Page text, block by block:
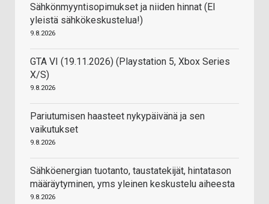
Sähkönmyyntisopimukset ja niiden hinnat (EI
yleistä sähkökeskustelua!)
9.8.2026
GTA VI (19.11.2026) (Playstation 5, Xbox Series
X/S)
9.8.2026
Pariutumisen haasteet nykypäivänä ja sen
vaikutukset
9.8.2026
Sähköenergian tuotanto, taustatekijät, hintatason
määräytyminen, yms yleinen keskustelu aiheesta
9.8.2026